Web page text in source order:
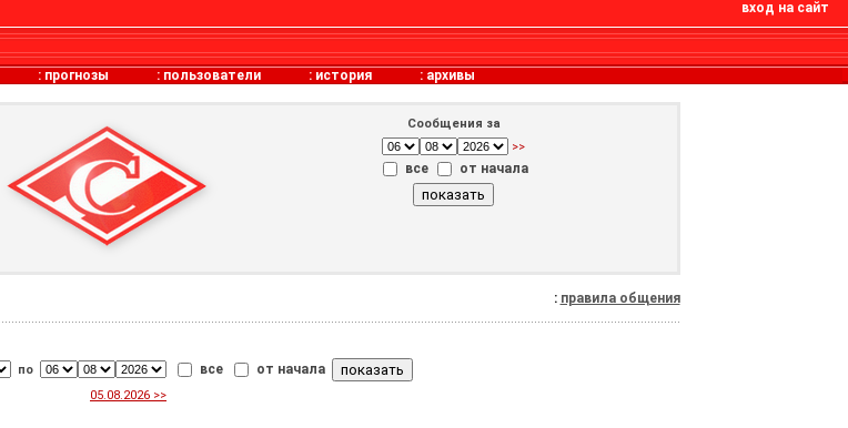
вход на сайт
: прогнозы : пользователи : история : архивы
Сообщения за
>>
все от начала
: правила общения
по все от начала
05.08.2026 >>